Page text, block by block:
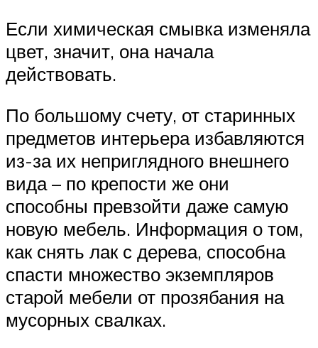
Если химическая смывка изменяла
цвет, значит, она начала
действовать.
По большому счету, от старинных
предметов интерьера избавляются
из-за их неприглядного внешнего
вида – по крепости же они
способны превзойти даже самую
новую мебель. Информация о том,
как снять лак с дерева, способна
спасти множество экземпляров
старой мебели от прозябания на
мусорных свалках.